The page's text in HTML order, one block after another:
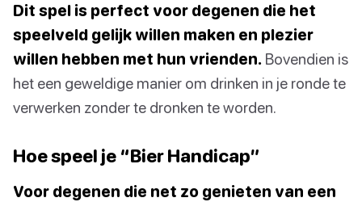
Dit spel is perfect voor degenen die het
speelveld gelijk willen maken en plezier
willen hebben met hun vrienden. Bovendien is
het een geweldige manier om drinken in je ronde te
verwerken zonder te dronken te worden.
Hoe speel je “Bier Handicap”
Voor degenen die net zo genieten van een